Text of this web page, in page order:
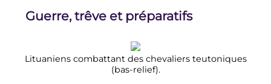
Guerre, trêve et préparatifs
Lituaniens combattant des chevaliers teutoniques
(bas-relief).